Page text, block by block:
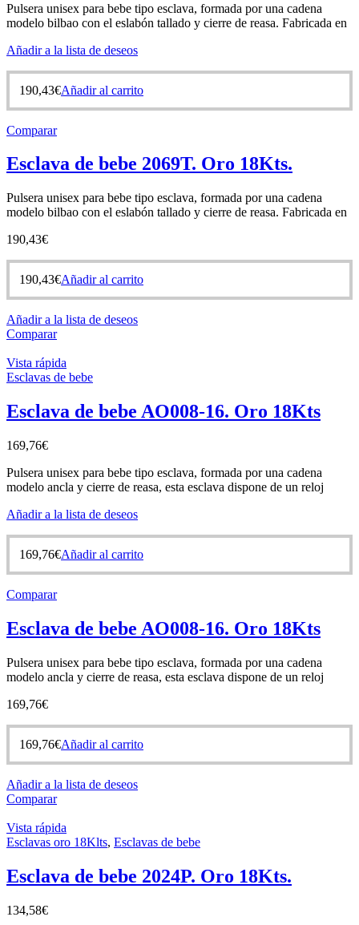
Pulsera unisex para bebe tipo esclava, formada por una cadena
modelo bilbao con el eslabón tallado y cierre de reasa. Fabricada en
Añadir a la lista de deseos
190,43€Añadir al carrito
Comparar
Esclava de bebe 2069T. Oro 18Kts.
Pulsera unisex para bebe tipo esclava, formada por una cadena
modelo bilbao con el eslabón tallado y cierre de reasa. Fabricada en
190,43€
190,43€Añadir al carrito
Añadir a la lista de deseos
Comparar
Vista rápida
Esclavas de bebe
Esclava de bebe AO008-16. Oro 18Kts
169,76€
Pulsera unisex para bebe tipo esclava, formada por una cadena
modelo ancla y cierre de reasa, esta esclava dispone de un reloj
Añadir a la lista de deseos
169,76€Añadir al carrito
Comparar
Esclava de bebe AO008-16. Oro 18Kts
Pulsera unisex para bebe tipo esclava, formada por una cadena
modelo ancla y cierre de reasa, esta esclava dispone de un reloj
169,76€
169,76€Añadir al carrito
Añadir a la lista de deseos
Comparar
Vista rápida
Esclavas oro 18Klts, Esclavas de bebe
Esclava de bebe 2024P. Oro 18Kts.
134,58€